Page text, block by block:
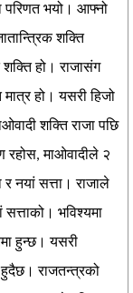
परिणत भयो। आफ्नो
शक्ति
हो। राजासंग
हो। यसरी हिजो
शक्ति राजा पछि
रहोस, माओवादीले २
नयां सत्ता। राजाले
सत्ताको। भविश्यमा
हुन्छ। यसरी
हुदैछ। राजतन्त्रको